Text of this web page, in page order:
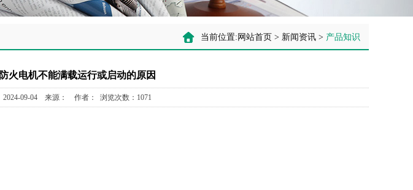
当前位置: 网站首页 > 新闻资讯 > 产品知识
防火电机不能满载运行或启动的原因
2024-09-04 来源： 作者： 浏览次数：1071